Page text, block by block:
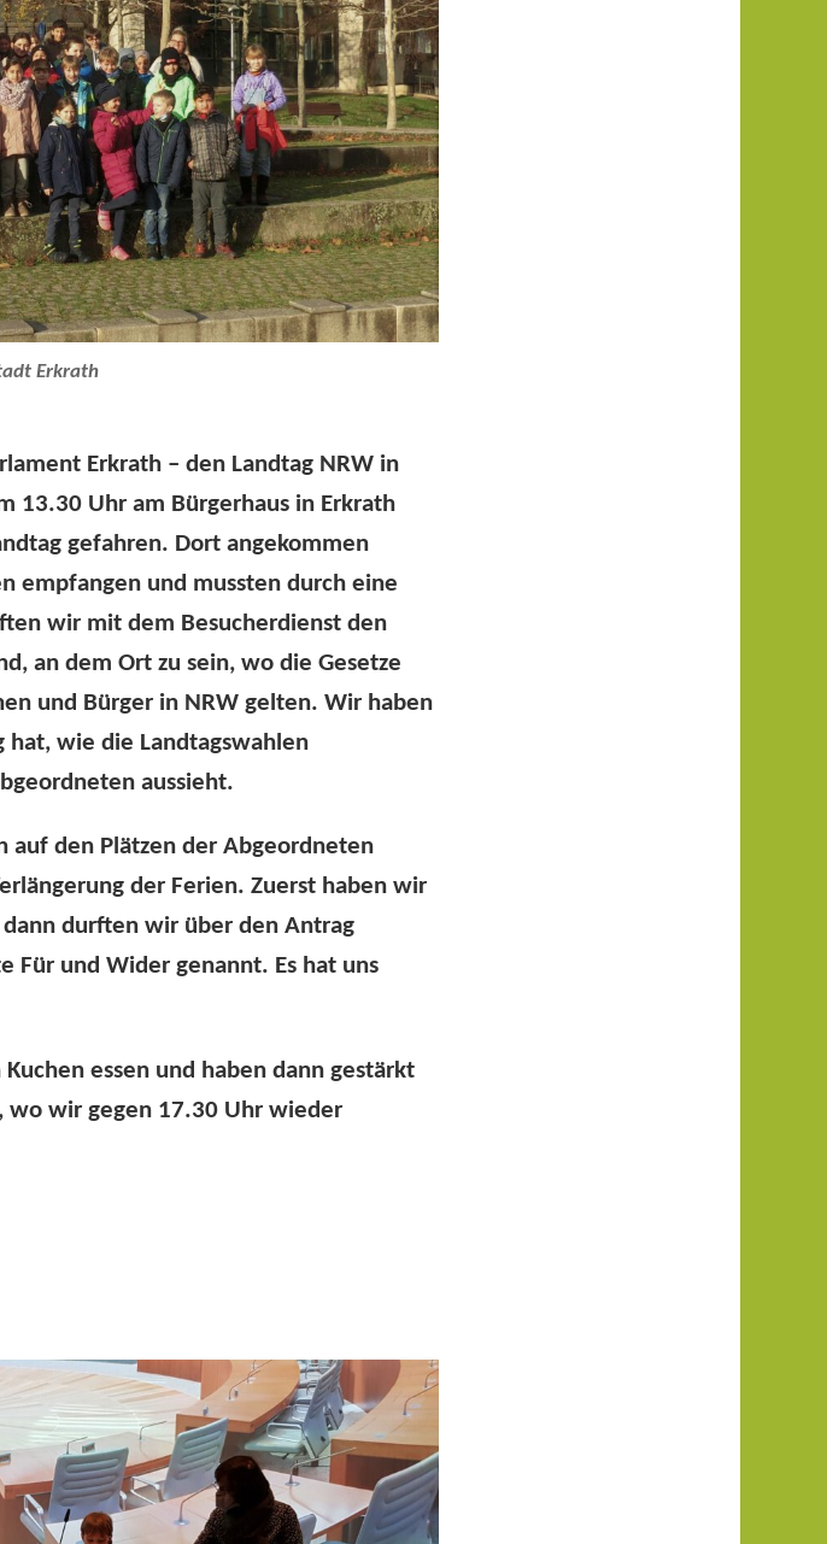
Erkrath
Erkrath – den Landtag NRW in
13.30 Uhr am Bürgerhaus in Erkrath
gefahren. Dort angekommen
empfangen und mussten durch eine
wir mit dem Besucherdienst den
an dem Ort zu sein, wo die Gesetze
und Bürger in NRW gelten. Wir haben
wie die Landtagswahlen
aussieht.
auf den Plätzen der Abgeordneten
der Ferien. Zuerst haben wir
durften wir über den Antrag
Für und Wider genannt. Es hat uns
essen und haben dann gestärkt
wo wir gegen 17.30 Uhr wieder